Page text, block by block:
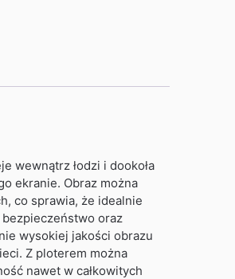
wewnątrz łodzi i dookoła
ekranie. Obraz można
co sprawia, że idealnie
bezpieczeństwo oraz
wysokiej jakości obrazu
Z ploterem można
nawet w całkowitych